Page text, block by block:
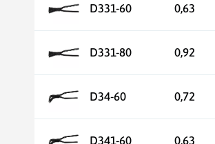
D331-60 0,63
D331-80 0,92
D34-60 0,72
D341-60 0,63